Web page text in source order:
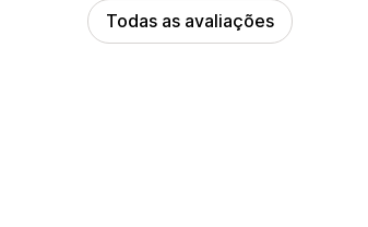
Todas as avaliações